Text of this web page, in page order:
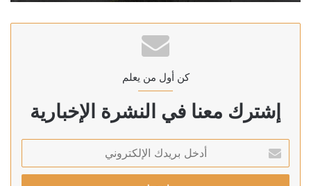
كن أول من يعلم
إشترك معنا في النشرة الإخبارية
بريدك
الإلكتروني